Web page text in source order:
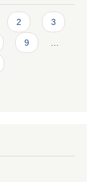
2 3
9